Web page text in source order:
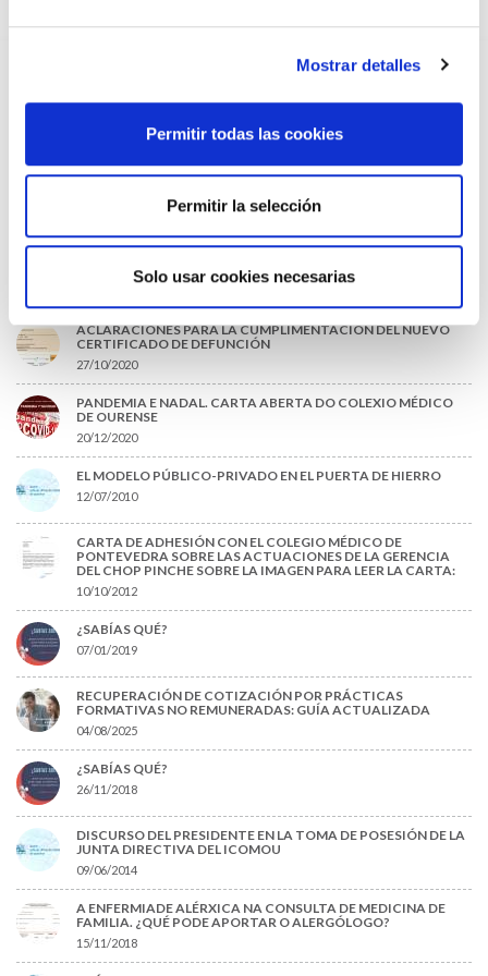
Mostrar detalles
Permitir todas las cookies
Permitir la selección
Solo usar cookies necesarias
COLEGIADAS/OS EN ACTIVO QUE HAN EJERCIDO O EJERCEN
DISPONIBLE LA GRABACIÓN DE LA JORNADA «SALUD,
ACLARACIONES PARA LA CUMPLIMENTACIÓN DEL NUEVO
CERTIFICADO DE DEFUNCIÓN
27/10/2020
PANDEMIA E NADAL. CARTA ABERTA DO COLEXIO MÉDICO
DE OURENSE
20/12/2020
EL MODELO PÚBLICO-PRIVADO EN EL PUERTA DE HIERRO
12/07/2010
CARTA DE ADHESIÓN CON EL COLEGIO MÉDICO DE
PONTEVEDRA SOBRE LAS ACTUACIONES DE LA GERENCIA
DEL CHOP PINCHE SOBRE LA IMAGEN PARA LEER LA CARTA:
10/10/2012
¿SABÍAS QUÉ?
07/01/2019
RECUPERACIÓN DE COTIZACIÓN POR PRÁCTICAS
FORMATIVAS NO REMUNERADAS: GUÍA ACTUALIZADA
04/08/2025
¿SABÍAS QUÉ?
26/11/2018
DISCURSO DEL PRESIDENTE EN LA TOMA DE POSESIÓN DE LA
JUNTA DIRECTIVA DEL ICOMOU
09/06/2014
A ENFERMIADE ALÉRXICA NA CONSULTA DE MEDICINA DE
FAMILIA. ¿QUÉ PODE APORTAR O ALERGÓLOGO?
15/11/2018